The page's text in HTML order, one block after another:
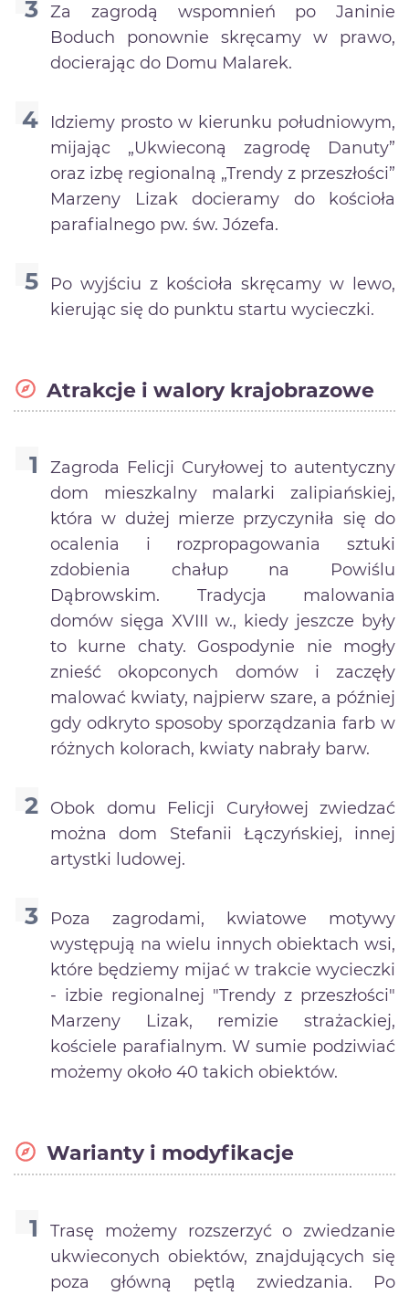
Za zagrodą wspomnień po Janinie
Boduch ponownie skręcamy w prawo,
docierając do Domu Malarek.
Idziemy prosto w kierunku południowym,
mijając „Ukwieconą zagrodę Danuty”
oraz izbę regionalną „Trendy z przeszłości”
Marzeny Lizak docieramy do kościoła
parafialnego pw. św. Józefa.
Po wyjściu z kościoła skręcamy w lewo,
kierując się do punktu startu wycieczki.
Atrakcje i walory krajobrazowe
Zagroda Felicji Curyłowej to autentyczny
dom mieszkalny malarki zalipiańskiej,
która w dużej mierze przyczyniła się do
ocalenia i rozpropagowania sztuki
zdobienia chałup na Powiślu
Dąbrowskim. Tradycja malowania
domów sięga XVIII w., kiedy jeszcze były
to kurne chaty. Gospodynie nie mogły
znieść okopconych domów i zaczęły
malować kwiaty, najpierw szare, a później
gdy odkryto sposoby sporządzania farb w
różnych kolorach, kwiaty nabrały barw.
Obok domu Felicji Curyłowej zwiedzać
można dom Stefanii Łączyńskiej, innej
artystki ludowej.
Poza zagrodami, kwiatowe motywy
występują na wielu innych obiektach wsi,
które będziemy mijać w trakcie wycieczki
- izbie regionalnej "Trendy z przeszłości"
Marzeny Lizak, remizie strażackiej,
kościele parafialnym. W sumie podziwiać
możemy około 40 takich obiektów.
Warianty i modyfikacje
Trasę możemy rozszerzyć o zwiedzanie
ukwieconych obiektów, znajdujących się
poza główną pętlą zwiedzania. Po